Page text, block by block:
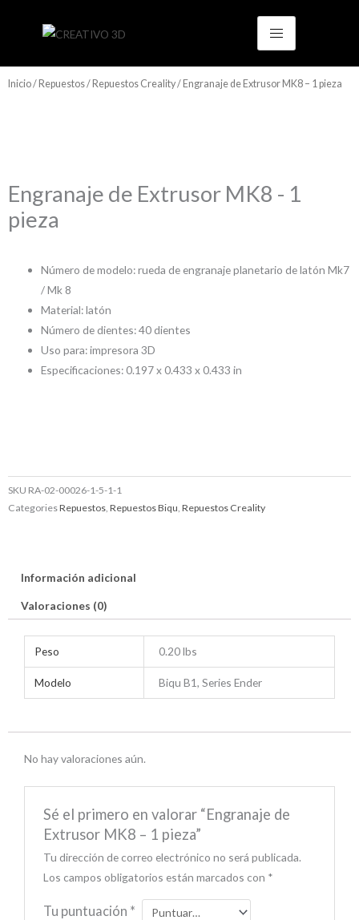
Inicio/ Repuestos/ Repuestos Creality/ Engranaje de Extrusor MK8 – 1 pieza
Engranaje de Extrusor MK8 - 1
pieza
Número de modelo: rueda de engranaje planetario de latón Mk7
/ Mk 8
Material: latón
Número de dientes: 40 dientes
Uso para: impresora 3D
Especificaciones: 0.197 x 0.433 x 0.433 in
SKU RA-02-00026-1-5-1-1
CategoriesRepuestos, Repuestos Biqu, Repuestos Creality
Información adicional
Valoraciones (0)
Peso 0.20 lbs
Modelo Biqu B1, Series Ender
No hay valoraciones aún.
Sé el primero en valorar “Engranaje de
Extrusor MK8 – 1 pieza”
Tu dirección de correo electrónico no será publicada.
Los campos obligatorios están marcados con *
Tu puntuación *